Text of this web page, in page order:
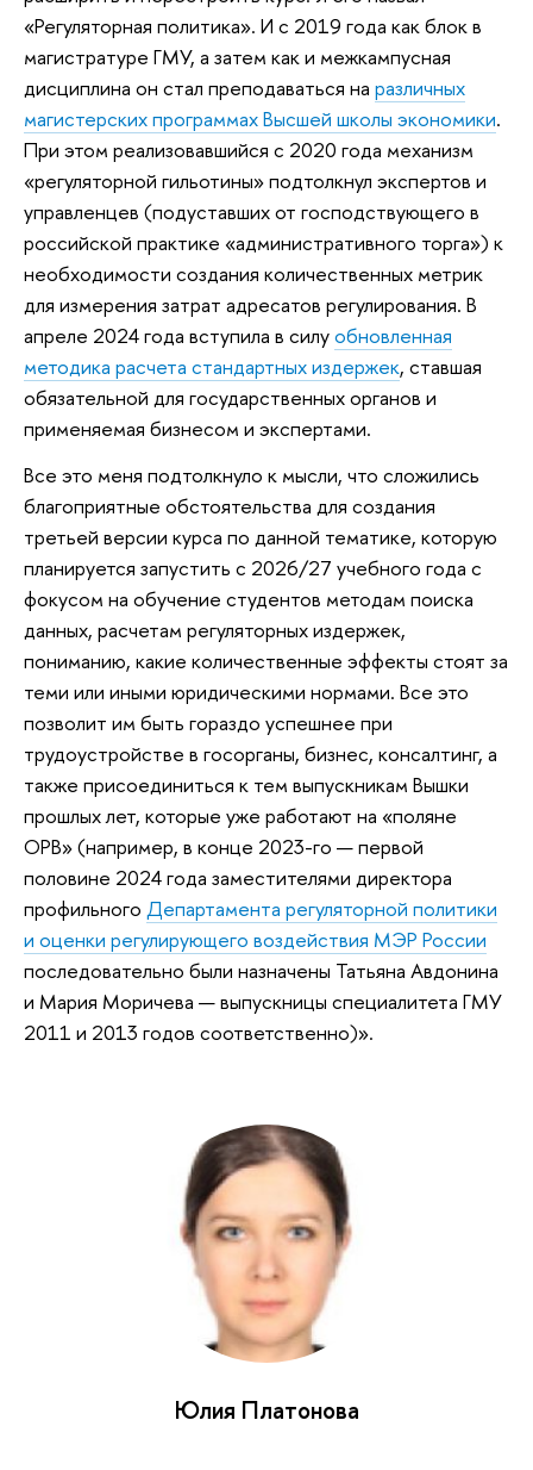
«Регуляторная политика». И с 2019 года как блок в
магистратуре ГМУ, а затем как и межкампусная
дисциплина он стал преподаваться на различных
магистерских программах Высшей школы экономики.
При этом реализовавшийся с 2020 года механизм
«регуляторной гильотины» подтолкнул экспертов и
управленцев (подуставших от господствующего в
российской практике «административного торга») к
необходимости создания количественных метрик
для измерения затрат адресатов регулирования. В
апреле 2024 года вступила в силуобновленная
методика расчета стандартных издержек, ставшая
обязательной для государственных органов и
применяемая бизнесом и экспертами.
Все это меня подтолкнуло к мысли, что сложились
благоприятные обстоятельства для создания
третьей версии курса по данной тематике, которую
планируется запустить с 2026/27 учебного года с
фокусом на обучение студентов методам поиска
данных, расчетам регуляторных издержек,
пониманию, какие количественные эффекты стоят за
теми или иными юридическими нормами. Все это
позволит им быть гораздо успешнее при
трудоустройстве в госорганы, бизнес, консалтинг, а
также присоединиться к тем выпускникам Вышки
прошлых лет, которые уже работают на «поляне
ОРВ» (например, в конце 2023-го — первой
половине 2024 года заместителями директора
профильного Департамента регуляторной политики
и оценки регулирующего воздействия МЭР России
последовательно были назначены Татьяна Авдонина
и Мария Моричева — выпускницы специалитета ГМУ
2011 и 2013 годов соответственно)».
Юлия Платонова